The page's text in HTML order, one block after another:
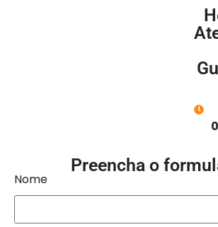
Preencha o
Nome